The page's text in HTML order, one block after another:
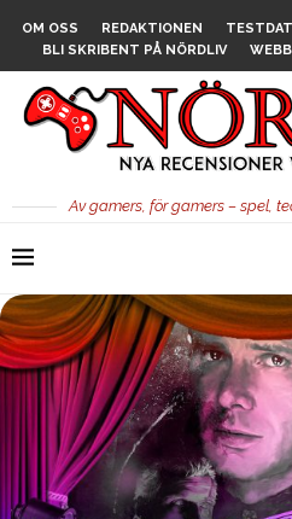
OM OSS REDAKTIONEN
BLI SKRIBENT PÅ NÖRDLIV
Av gamers, för gamers – spel,